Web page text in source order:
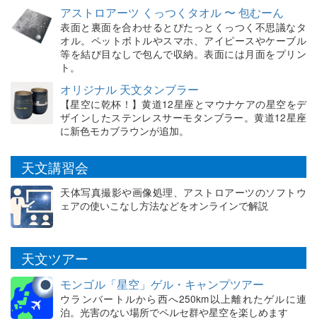
アストロアーツ くっつくタオル 〜 包むーん
表面と裏面を合わせるとぴたっとくっつく不思議なタ
オル。ペットボトルやスマホ、アイピースやケーブル
等を結び目なしで包んで収納。表面には月面をプリン
ト。
オリジナル 天文タンブラー
【星空に乾杯！】黄道12星座とマウナケアの星空をデ
ザインしたステンレスサーモタンブラー。黄道12星座
に新色モカブラウンが追加。
天文講習会
天体写真撮影や画像処理、アストロアーツのソフトウ
ェアの使いこなし方法などをオンラインで解説
天文ツアー
モンゴル「星空」ゲル・キャンプツアー
ウランバートルから西へ250km以上離れたゲルに連
泊。光害のない場所でペルセ群や星空を楽しめます